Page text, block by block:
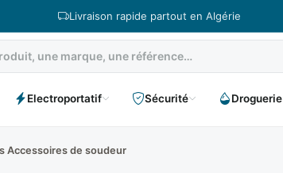
Livraison rapide partout en Algérie
Electroportatif Sécurité Droguerie
Accessoires de soudeur